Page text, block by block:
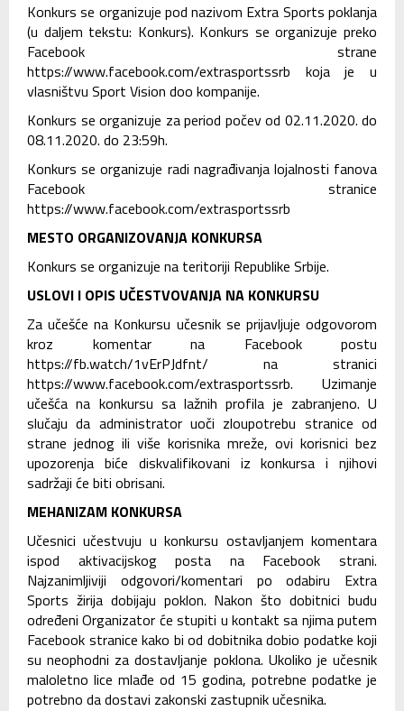
Konkurs se organizuje pod nazivom Extra Sports poklanja
(u daljem tekstu: Konkurs). Konkurs se organizuje preko
Facebook strane
https://www.facebook.com/extrasportssrb koja je u
vlasništvu Sport Vision doo kompanije.
Konkurs se organizuje za period počev od 02.11.2020. do
08.11.2020. do 23:59h.
Konkurs se organizuje radi nagrađivanja lojalnosti fanova
Facebook stranice
https://www.facebook.com/extrasportssrb
MESTO ORGANIZOVANJA KONKURSA
Konkurs se organizuje na teritoriji Republike Srbije.
USLOVI I OPIS UČESTVOVANJA NA KONKURSU
Za učešće na Konkursu učesnik se prijavljuje odgovorom
kroz komentar na Facebook postu
https://fb.watch/1vErPJdfnt/ na stranici
https://www.facebook.com/extrasportssrb. Uzimanje
učešća na konkursu sa lažnih profila je zabranjeno. U
slučaju da administrator uoči zloupotrebu stranice od
strane jednog ili više korisnika mreže, ovi korisnici bez
upozorenja biće diskvalifikovani iz konkursa i njihovi
sadržaji će biti obrisani.
MEHANIZAM KONKURSA
Učesnici učestvuju u konkursu ostavljanjem komentara
ispod aktivacijskog posta na Facebook strani.
Najzanimljiviji odgovori/komentari po odabiru Extra
Sports žirija dobijaju poklon. Nakon što dobitnici budu
određeni Organizator će stupiti u kontakt sa njima putem
Facebook stranice kako bi od dobitnika dobio podatke koji
su neophodni za dostavljanje poklona. Ukoliko je učesnik
maloletno lice mlađe od 15 godina, potrebne podatke je
potrebno da dostavi zakonski zastupnik učesnika.